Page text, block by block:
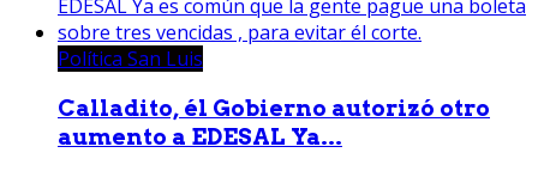
Política San Luis
Calladito, él Gobierno autorizó otro
aumento a EDESAL Ya...